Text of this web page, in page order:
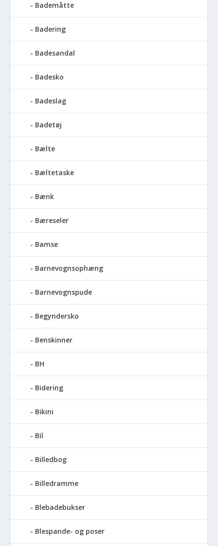
Bademåtte
Badering
Badesandal
Badesko
Badeslag
Badetøj
Bælte
Bæltetaske
Bænk
Bæreseler
Bamse
Barnevognsophæng
Barnevognspude
Begyndersko
Benskinner
BH
Bidering
Bikini
Bil
Billedbog
Billedramme
Blebadebukser
Blespande- og poser